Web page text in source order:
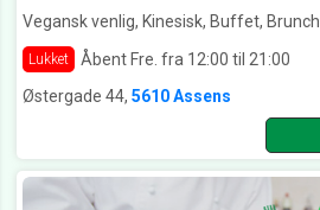
Vegansk venlig, Kinesisk, Buffet, Brunch
Lukket Åbent Fre. fra 12:00 til 21:00
Østergade 44, 5610 Assens